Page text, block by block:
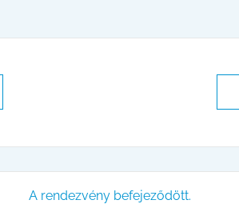
A rendezvény befejeződött.